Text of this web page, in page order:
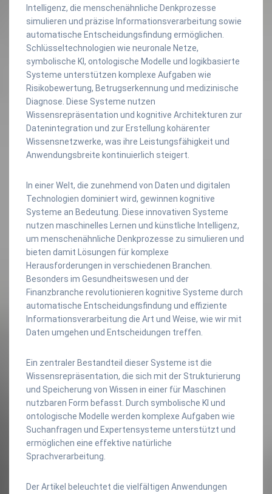
Intelligenz, die menschenähnliche Denkprozesse
simulieren und präzise Informationsverarbeitung sowie
automatische Entscheidungsfindung ermöglichen.
Schlüsseltechnologien wie neuronale Netze,
symbolische KI, ontologische Modelle und logikbasierte
Systeme unterstützen komplexe Aufgaben wie
Risikobewertung, Betrugserkennung und medizinische
Diagnose. Diese Systeme nutzen
Wissensrepräsentation und kognitive Architekturen zur
Datenintegration und zur Erstellung kohärenter
Wissensnetzwerke, was ihre Leistungsfähigkeit und
Anwendungsbreite kontinuierlich steigert.
In einer Welt, die zunehmend von Daten und digitalen
Technologien dominiert wird, gewinnen kognitive
Systeme an Bedeutung. Diese innovativen Systeme
nutzen maschinelles Lernen und künstliche Intelligenz,
um menschenähnliche Denkprozesse zu simulieren und
bieten damit Lösungen für komplexe
Herausforderungen in verschiedenen Branchen.
Besonders im Gesundheitswesen und der
Finanzbranche revolutionieren kognitive Systeme durch
automatische Entscheidungsfindung und effiziente
Informationsverarbeitung die Art und Weise, wie wir mit
Daten umgehen und Entscheidungen treffen.
Ein zentraler Bestandteil dieser Systeme ist die
Wissensrepräsentation, die sich mit der Strukturierung
und Speicherung von Wissen in einer für Maschinen
nutzbaren Form befasst. Durch symbolische KI und
ontologische Modelle werden komplexe Aufgaben wie
Suchanfragen und Expertensysteme unterstützt und
ermöglichen eine effektive natürliche
Sprachverarbeitung.
Der Artikel beleuchtet die vielfältigen Anwendungen